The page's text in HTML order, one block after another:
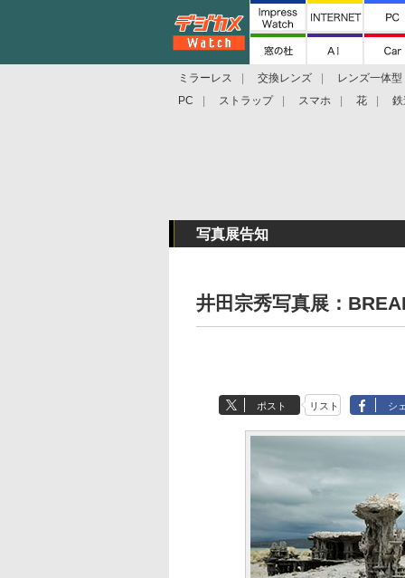
ミラーレス 交換レンズ
レンズ一体
PC
ストラップ スマホ 花
写真展告知
井田宗秀写真展：
ポスト リスト シ